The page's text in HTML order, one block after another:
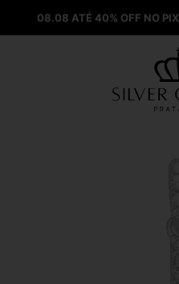
08.08 ATÉ 40% OFF NO PIX